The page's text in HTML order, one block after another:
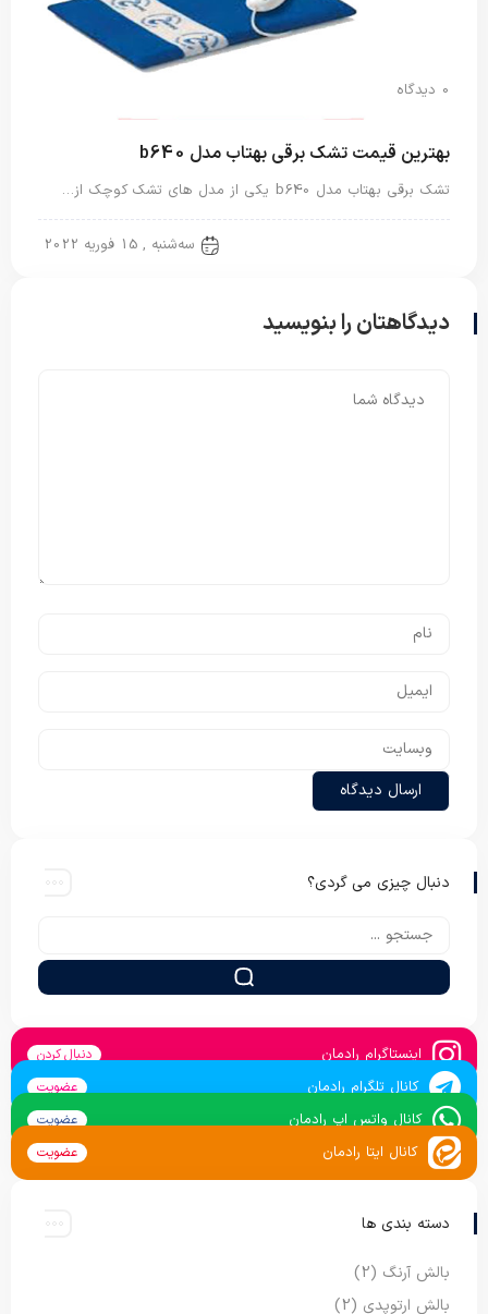
0 دیدگاه
بهترین قیمت تشک برقی بهتاب مدل b640
تشک برقی بهتاب مدل b640 یکی از مدل های تشک کوچک از…
سه‌شنبه , 15 فوریه 2022
دیدگاهتان را بنویسید
دنبال چیزی می گردی؟
اینستاگرام رادمان دنبال کردن
کانال تلگرام رادمان عضویت
کانال واتس اپ رادمان عضویت
کانال ایتا رادمان عضویت
دسته بندی ها
بالش آرنگ (2)
بالش ارتوپدی (2)